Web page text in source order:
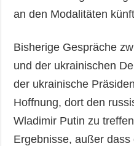
an den Modalitäten
Bisherige Gespräche
und der ukrainischen
der ukrainische
Hoffnung, dort den
Wladimir Putin zu
Ergebnisse, außer dass